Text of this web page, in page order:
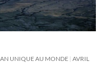
UNIQUE AU MONDE AVRIL